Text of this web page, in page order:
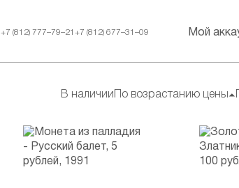
+7 (812) 777–79–21+7 (812) 677–31–09 Мой
В наличии По возрастанию цены